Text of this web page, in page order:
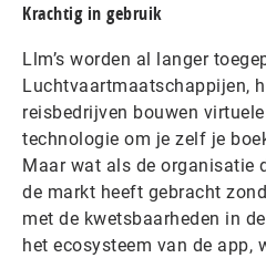
Krachtig in gebruik
Llm’s worden al langer
Luchtvaartmaatschappijen,
reisbedrijven bouwen
technologie om je zelf je
Maar wat als de organisatie
de markt heeft gebracht
met de kwetsbaarheden in
het ecosysteem van de app,